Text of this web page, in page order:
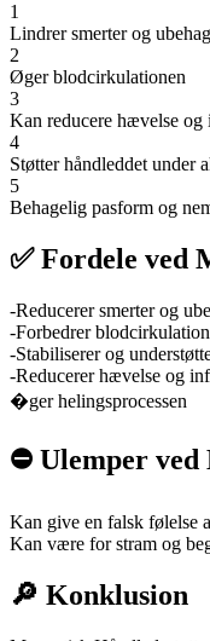
1
Lindrer smerter og ubehag
2
Øger blodcirkulationen
3
Kan reducere hævelse og
4
Støtter håndleddet under
5
Behagelig pasform og
✅ Fordele ved
-Reducerer smerter og
-Forbedrer
-Stabiliserer og
-Reducerer hævelse og
�ger helingsprocessen
⛔️ Ulemper
Kan give en falsk følelse
Kan være for stram og
🔎 Konklusion